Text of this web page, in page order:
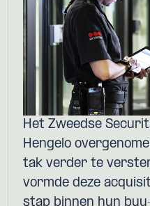
Het Zweedse
Hengelo
tak verder te
vormde deze
stap binnen hun